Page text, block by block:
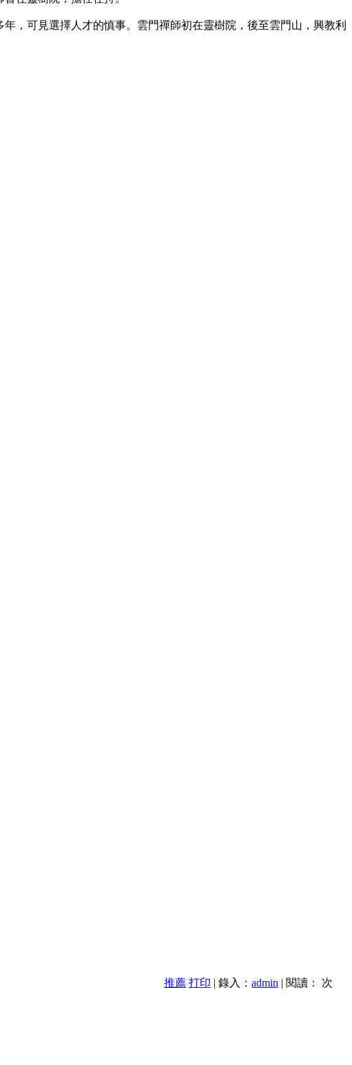
可見選擇人才的慎事。雲門禪師初在靈樹院，後至雲門山，興教利
推薦 打印 | 錄入： admin | 閱讀：
次